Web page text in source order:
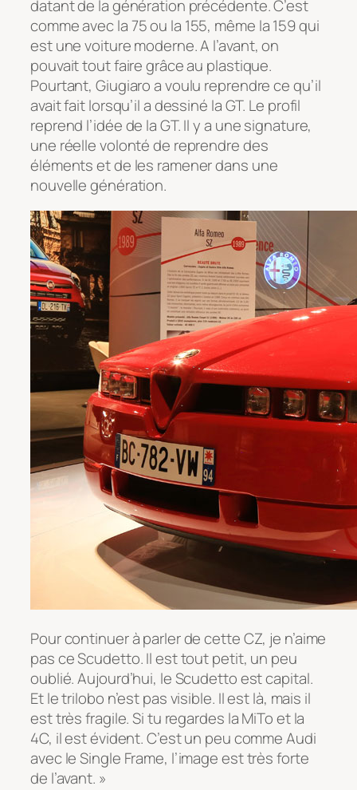
datant de la génération précédente. C’est
comme avec la 75 ou la 155, même la 159 qui
est une voiture moderne. A l’avant, on
pouvait tout faire grâce au plastique.
Pourtant, Giugiaro a voulu reprendre ce qu’il
avait fait lorsqu’il a dessiné la GT. Le profil
reprend l’idée de la GT. Il y a une signature,
une réelle volonté de reprendre des
éléments et de les ramener dans une
nouvelle génération.
Pour continuer à parler de cette CZ, je n’aime
pas ce Scudetto. Il est tout petit, un peu
oublié. Aujourd’hui, le Scudetto est capital.
Et le trilobo n’est pas visible. Il est là, mais il
est très fragile. Si tu regardes la MiTo et la
4C, il est évident. C’est un peu comme Audi
avec le Single Frame, l’image est très forte
de l’avant. »